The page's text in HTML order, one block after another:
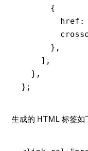
      {
        href
:
      }
,
    ]
,
  }
,
};
生成的 HTML 标签如